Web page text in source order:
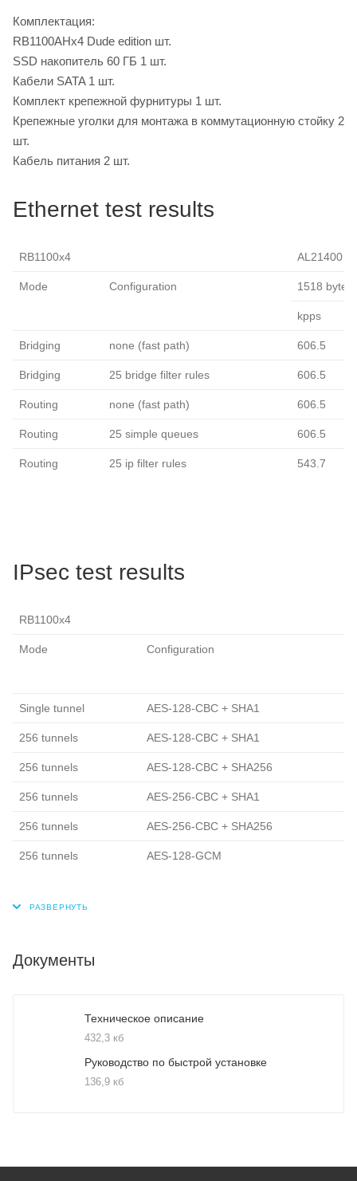
Комплектация:
RB1100AHx4 Dude edition шт.
SSD накопитель 60 ГБ 1 шт.
Кабели SATA 1 шт.
Комплект крепежной фурнитуры 1 шт.
Крепежные уголки для монтажа в коммутационную стойку 2
шт.
Кабель питания 2 шт.
Ethernet test results
RB1100x4 AL21400
Mode Configuration 1518 byte
kpps
Bridging none (fast path) 606.5
Bridging 25 bridge filter rules 606.5
Routing none (fast path) 606.5
Routing 25 simple queues 606.5
Routing 25 ip filter rules 543.7
IPsec test results
RB1100x4
Mode Configuration
Single tunnel AES-128-CBC + SHA1
256 tunnels AES-128-CBC + SHA1
256 tunnels AES-128-CBC + SHA256
256 tunnels AES-256-CBC + SHA1
256 tunnels AES-256-CBC + SHA256
256 tunnels AES-128-GCM
Документы
Техническое описание
432,3 кб
Руководство по быстрой установке
136,9 кб